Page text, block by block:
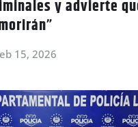
y advierte
15, 2026